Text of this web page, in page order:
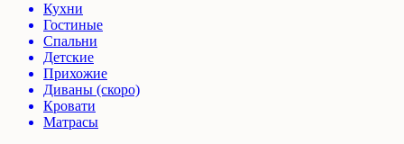
Кухни
Гостиные
Спальни
Детские
Прихожие
Диваны (скоро)
Кровати
Матрасы